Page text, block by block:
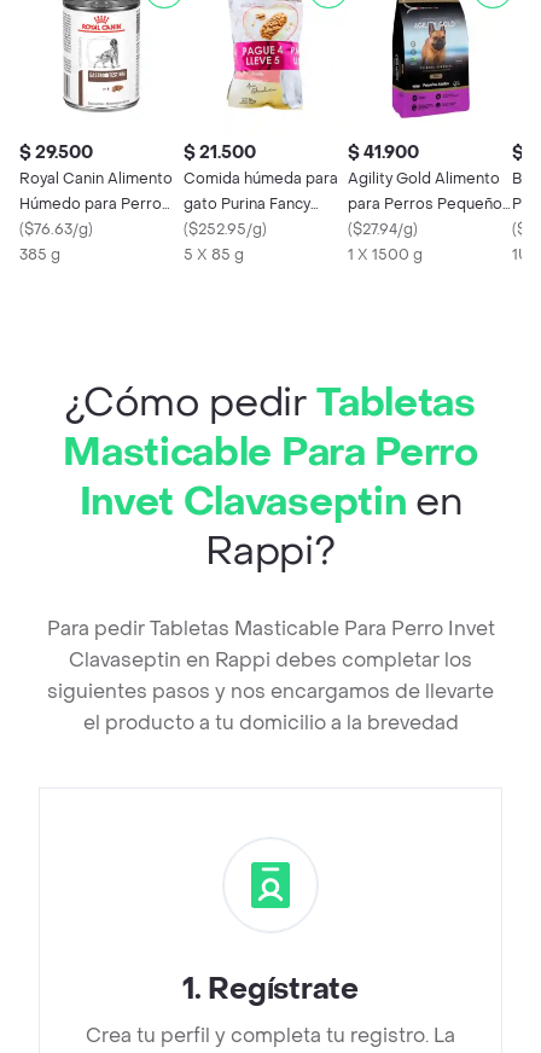
$ 29.500
Royal Canin Alimento
Húmedo para Perro
Gastrointestinal
($76.63/g)
385 g
$ 21.500
Comida húmeda para
gato Purina Fancy
Feast Pack Surtido
Pague 4 Lleve 5 -
($252.95/g)
5 X 85 g
$ 41.900
Agility Gold Alimento
para Perros Pequeños
Piel
($27.94/g)
1 X 1500 g
$
(
¿Cómo pedirTabletas
Masticable Para Perro
Invet Clavaseptin en
Rappi?
Para pedir Tabletas Masticable Para Perro Invet
Clavaseptin en Rappi debes completar los
siguientes pasos y nos encargamos de llevarte
el producto a tu domicilio a la brevedad
1. Regístrate
Crea tu perfil y completa tu registro. La